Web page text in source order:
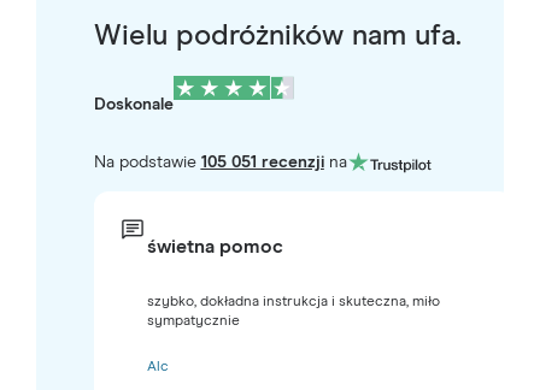
Wielu podróżników nam ufa.
Doskonale
Na podstawie 105 051 recenzjina
świetna pomoc
szybko, dokładna instrukcja i skuteczna, miło
sympatycznie
Alc